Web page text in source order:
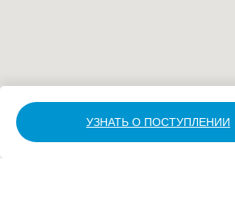
УЗНАТЬ О ПОСТУПЛЕНИИ